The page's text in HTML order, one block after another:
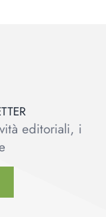
editoriali, i